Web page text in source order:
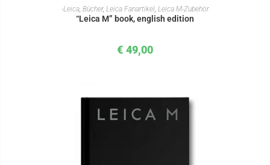
IN DEN WARENKORB
-Leica, Bücher, Leica Fanartikel, Leica M-Zubehör
“Leica M” book, english edition
€ 49,00